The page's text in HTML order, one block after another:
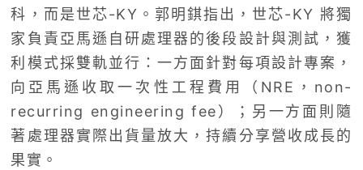
科，而是世芯-KY。郭明錤指出，世芯-KY 將獨
家負責亞馬遜自研處理器的後段設計與測試，獲
利模式採雙軌並行：一方面針對每項設計專案，
向亞馬遜收取一次性工程費用（NRE，non-
recurring engineering fee）；另一方面則隨
著處理器實際出貨量放大，持續分享營收成長的
果實。